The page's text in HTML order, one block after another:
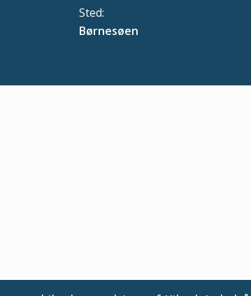
Sted:
Børnesøen